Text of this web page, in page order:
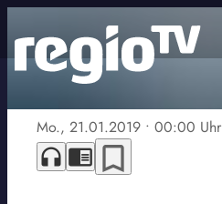
Mo., 21.01.2019 • 00:00 Uhr
headphones chrome_reader_mode bookmark_border